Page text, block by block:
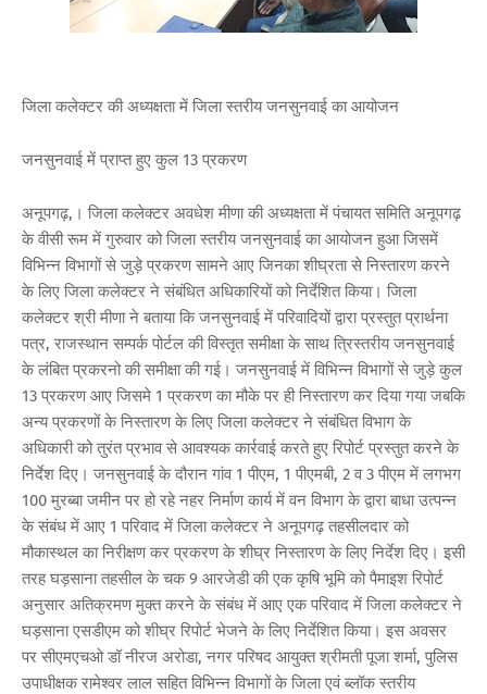
जिला कलेक्टर की अध्यक्षता में जिला स्तरीय जनसुनवाई का आयोजन
जनसुनवाई में प्राप्त हुए कुल 13 प्रकरण
अनूपगढ़,। जिला कलेक्टर अवधेश मीणा की अध्यक्षता में पंचायत समिति अनूपगढ़
के वीसी रूम में गुरुवार को जिला स्तरीय जनसुनवाई का आयोजन हुआ जिसमें
विभिन्न विभागों से जुड़े प्रकरण सामने आए जिनका शीघ्रता से निस्तारण करने
के लिए जिला कलेक्टर ने संबंधित अधिकारियों को निर्देशित किया। जिला
कलेक्टर श्री मीणा ने बताया कि जनसुनवाई में परिवादियों द्वारा प्रस्तुत प्रार्थना
पत्र, राजस्थान सम्पर्क पोर्टल की विस्तृत समीक्षा के साथ त्रिस्तरीय जनसुनवाई
के लंबित प्रकरनो की समीक्षा की गई। जनसुनवाई में विभिन्न विभागों से जुड़े कुल
13 प्रकरण आए जिसमे 1 प्रकरण का मौके पर ही निस्तारण कर दिया गया जबकि
अन्य प्रकरणों के निस्तारण के लिए जिला कलेक्टर ने संबंधित विभाग के
अधिकारी को तुरंत प्रभाव से आवश्यक कार्रवाई करते हुए रिपोर्ट प्रस्तुत करने के
निर्देश दिए। जनसुनवाई के दौरान गांव 1 पीएम, 1 पीएमबी, 2 व 3 पीएम में लगभग
100 मुरब्बा जमीन पर हो रहे नहर निर्माण कार्य में वन विभाग के द्वारा बाधा उत्पन्न
के संबंध में आए 1 परिवाद में जिला कलेक्टर ने अनूपगढ़ तहसीलदार को
मौकास्थल का निरीक्षण कर प्रकरण के शीघ्र निस्तारण के लिए निर्देश दिए। इसी
तरह घड़साना तहसील के चक 9 आरजेडी की एक कृषि भूमि को पैमाइश रिपोर्ट
अनुसार अतिक्रमण मुक्त करने के संबंध में आए एक परिवाद में जिला कलेक्टर ने
घड़साना एसडीएम को शीघ्र रिपोर्ट भेजने के लिए निर्देशित किया। इस अवसर
पर सीएमएचओ डॉ नीरज अरोडा, नगर परिषद आयुक्त श्रीमती पूजा शर्मा, पुलिस
उपाधीक्षक रामेश्वर लाल सहित विभिन्न विभागों के जिला एवं ब्लॉक स्तरीय